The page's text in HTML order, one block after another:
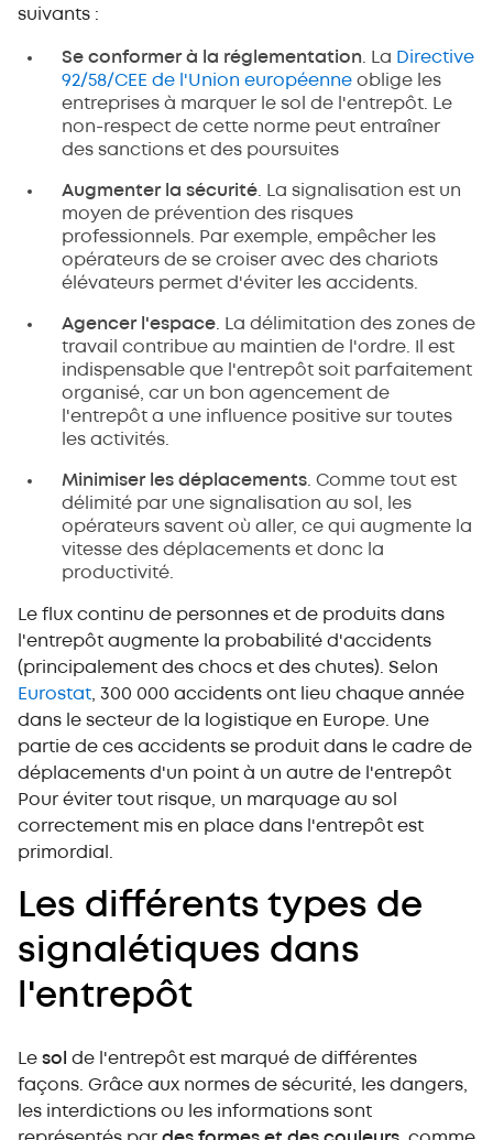
suivants :
Se conformer à la réglementation . La Directive
92/58/CEE de l'Union européenne oblige les
entreprises à marquer le sol de l'entrepôt. Le
non-respect de cette norme peut entraîner
des sanctions et des poursuites
Augmenter la sécurité . La signalisation est un
moyen de prévention des risques
professionnels. Par exemple, empêcher les
opérateurs de se croiser avec des chariots
élévateurs permet d'éviter les accidents.
Agencer l'espace . La délimitation des zones de
travail contribue au maintien de l'ordre. Il est
indispensable que l'entrepôt soit parfaitement
organisé, car un bon agencement de
l'entrepôt a une influence positive sur toutes
les activités.
Minimiser les déplacements . Comme tout est
délimité par une signalisation au sol, les
opérateurs savent où aller, ce qui augmente la
vitesse des déplacements et donc la
productivité.
Le flux continu de personnes et de produits dans
l'entrepôt augmente la probabilité d'accidents
(principalement des chocs et des chutes). Selon
Eurostat , 300 000 accidents ont lieu chaque année
dans le secteur de la logistique en Europe. Une
partie de ces accidents se produit dans le cadre de
déplacements d'un point à un autre de l'entrepôt
Pour éviter tout risque, un marquage au sol
correctement mis en place dans l'entrepôt est
primordial.
Les différents types de
signalétiques dans
l'entrepôt
Le sol de l'entrepôt est marqué de différentes
façons. Grâce aux normes de sécurité, les dangers,
les interdictions ou les informations sont